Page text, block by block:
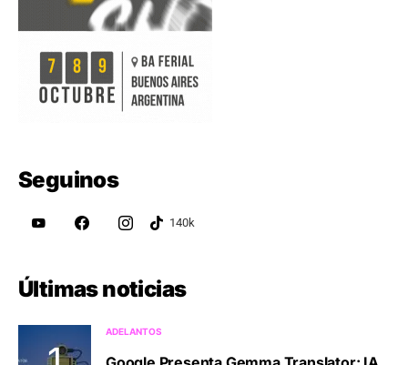
Seguinos
Últimas noticias
ADELANTOS